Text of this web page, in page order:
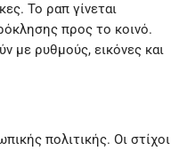
Το ραπ γίνεται
προς το κοινό.
με ρυθμούς, εικόνες και
πολιτικής. Οι στίχοι